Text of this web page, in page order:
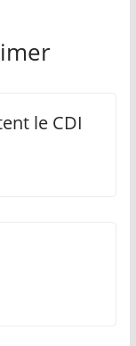
le CDI